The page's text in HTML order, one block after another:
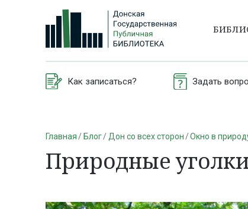
Как записаться? Задать
Главная Блог Дон со всех сторон Окно в
Природные